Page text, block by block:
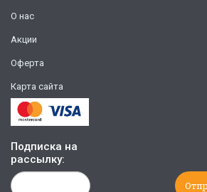
О нас
Акции
Оферта
Карта сайта
Подписка на
рассылку: